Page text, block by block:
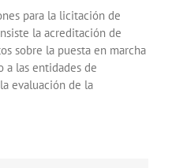
para la licitación de
la acreditación de
sobre la puesta en marcha
a las entidades de
evaluación de la